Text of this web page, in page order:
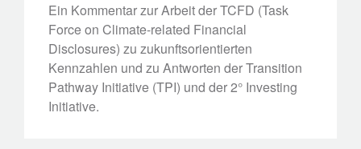
Ein Kommentar zur Arbeit der TCFD (Task
Force on Climate-related Financial
Disclosures) zu zukunftsorientierten
Kennzahlen und zu Antworten der Transition
Pathway Initiative (TPI) und der 2° Investing
Initiative.